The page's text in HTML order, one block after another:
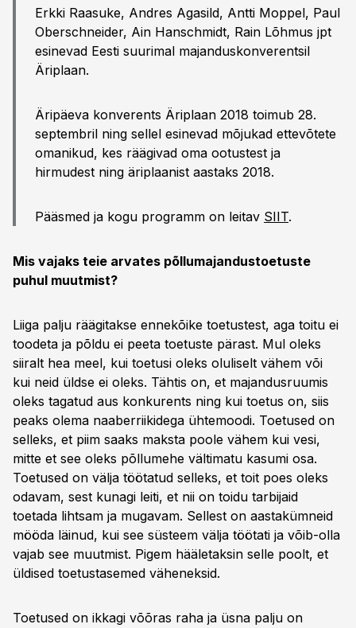
Erkki Raasuke, Andres Agasild, Antti Moppel, Paul
Oberschneider, Ain Hanschmidt, Rain Lõhmus jpt
esinevad Eesti suurimal majanduskonverentsil
Äriplaan.
Äripäeva konverents Äriplaan 2018 toimub 28.
septembril ning sellel esinevad mõjukad ettevõtete
omanikud, kes räägivad oma ootustest ja
hirmudest ning äriplaanist aastaks 2018.
Pääsmed ja kogu programm on leitav SIIT.
Mis vajaks teie arvates põllumajandustoetuste
puhul muutmist?
Liiga palju räägitakse ennekõike toetustest, aga toitu ei
toodeta ja põldu ei peeta toetuste pärast. Mul oleks
siiralt hea meel, kui toetusi oleks oluliselt vähem või
kui neid üldse ei oleks. Tähtis on, et majandusruumis
oleks tagatud aus konkurents ning kui toetus on, siis
peaks olema naaberriikidega ühtemoodi. Toetused on
selleks, et piim saaks maksta poole vähem kui vesi,
mitte et see oleks põllumehe vältimatu kasumi osa.
Toetused on välja töötatud selleks, et toit poes oleks
odavam, sest kunagi leiti, et nii on toidu tarbijaid
toetada lihtsam ja mugavam. Sellest on aastakümneid
mööda läinud, kui see süsteem välja töötati ja võib-olla
vajab see muutmist. Pigem hääletaksin selle poolt, et
üldised toetustasemed väheneksid.
Toetused on ikkagi võõras raha ja üsna palju on